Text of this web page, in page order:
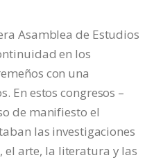
Asamblea de Estudios
en los
con una
En estos congresos –
de manifiesto el
las investigaciones
el arte, la literatura y las